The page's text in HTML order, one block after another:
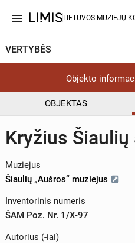
menu LIETUVOS MUZIEJŲ
VERTYBĖS
Objekto
OBJEKTAS
Kryžius
Muziejus
Šiaulių „Aušros“ muziejus
Inventorinis numeris
ŠAM Poz. Nr. 1/X-97
Autorius (-iai)